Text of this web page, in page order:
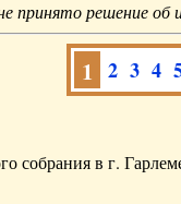
решение об
1 2 3 4
собрания в г.